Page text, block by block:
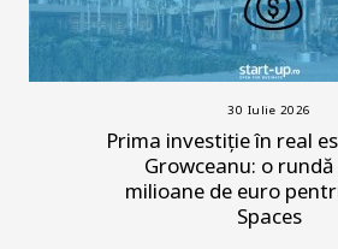
30 Iulie 2026
Prima investiție în real
Growceanu: o rundă
milioane de euro
Spaces